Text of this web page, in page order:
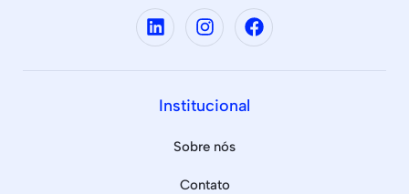
Institucional
Sobre nós
Contato